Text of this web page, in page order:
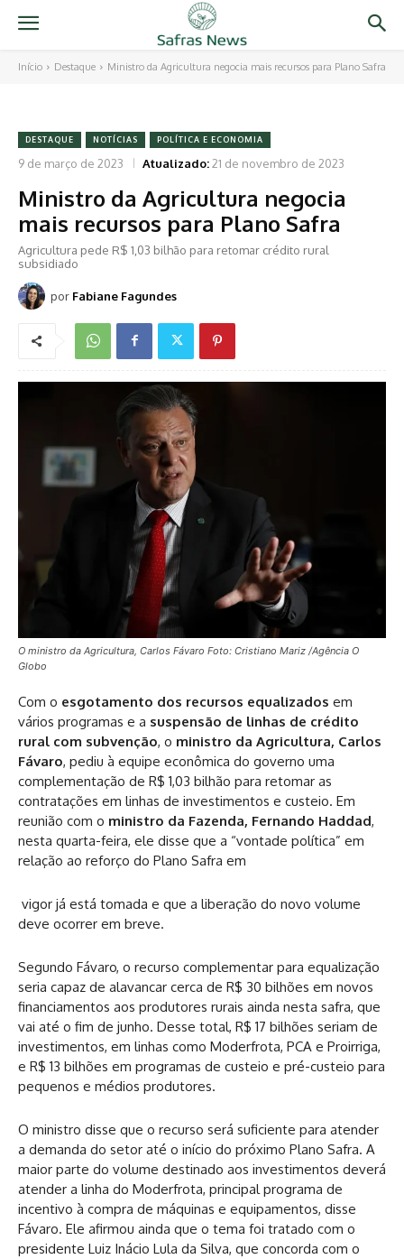
Início Destaque Ministro da Agricultura negocia mais recursos para Plano Safra
DESTAQUE NOTÍCIAS POLÍTICA E ECONOMIA
9 de março de 2023 Atualizado:21 de novembro de 2023
Ministro da Agricultura negocia
mais recursos para Plano Safra
Agricultura pede R$ 1,03 bilhão para retomar crédito rural
subsidiado
por Fabiane Fagundes
O ministro da Agricultura, Carlos Fávaro Foto: Cristiano Mariz /Agência O
Globo
Com o esgotamento dos recursos equalizados em
vários programas e a suspensão de linhas de crédito
rural com subvenção, o ministro da Agricultura, Carlos
Fávaro, pediu à equipe econômica do governo uma
complementação de R$ 1,03 bilhão para retomar as
contratações em linhas de investimentos e custeio. Em
reunião com o ministro da Fazenda, Fernando Haddad,
nesta quarta-feira, ele disse que a “vontade política” em
relação ao reforço do Plano Safra em
vigor já está tomada e que a liberação do novo volume
deve ocorrer em breve.
Segundo Fávaro, o recurso complementar para equalização
seria capaz de alavancar cerca de R$ 30 bilhões em novos
financiamentos aos produtores rurais ainda nesta safra, que
vai até o fim de junho. Desse total, R$ 17 bilhões seriam de
investimentos, em linhas como Moderfrota, PCA e Proirriga,
e R$ 13 bilhões em programas de custeio e pré-custeio para
pequenos e médios produtores.
O ministro disse que o recurso será suficiente para atender
a demanda do setor até o início do próximo Plano Safra. A
maior parte do volume destinado aos investimentos deverá
atender a linha do Moderfrota, principal programa de
incentivo à compra de máquinas e equipamentos, disse
Fávaro. Ele afirmou ainda que o tema foi tratado com o
presidente Luiz Inácio Lula da Silva, que concorda com o